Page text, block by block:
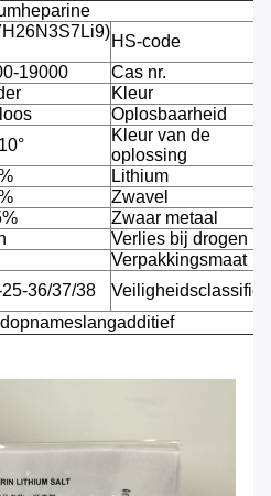
HS-code
19000
Cas nr.
Kleur
Oplosbaarheid
Kleur van de
oplossing
Lithium
Zwavel
Zwaar metaal
Verlies bij drogen
Verpakkingsmaat
36/37/38